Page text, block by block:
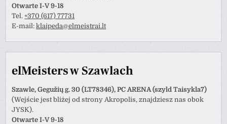
Otwarte I-V 9-18
Tel.+370 (617) 77731
E-mail:klaipeda@elmeistrai.lt
elMeisters w Szawlach
Szawle, Gegužių g. 30 (LT78346), PC ARENA (szyld Taisykla7)
(Wejście jest bliżej od strony Akropolis, znajdziesz nas obok
JYSK).
Otwarte I-V 9-18